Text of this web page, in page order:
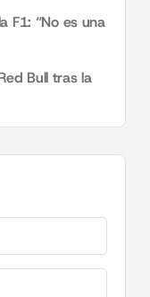
F1: “No es una
Bull tras la